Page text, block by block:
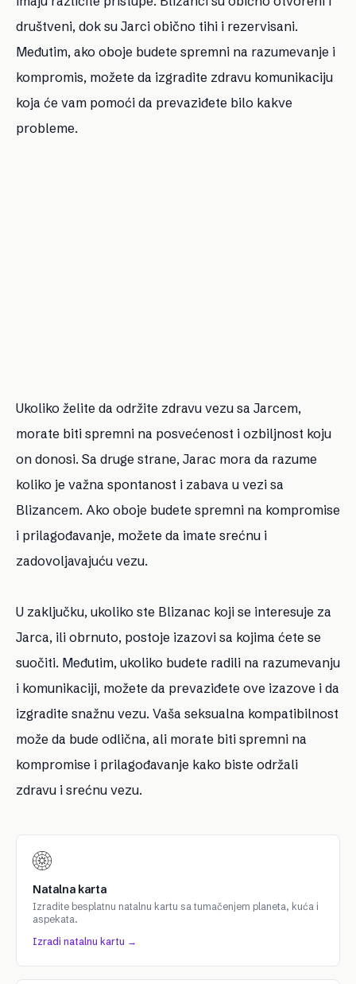
društveni, dok su Jarci obično tihi i rezervisani.
Međutim, ako oboje budete spremni na razumevanje i
kompromis, možete da izgradite zdravu komunikaciju
koja će vam pomoći da prevaziđete bilo kakve
probleme.
Ukoliko želite da održite zdravu vezu sa Jarcem,
morate biti spremni na posvećenost i ozbiljnost koju
on donosi. Sa druge strane, Jarac mora da razume
koliko je važna spontanost i zabava u vezi sa
Blizancem. Ako oboje budete spremni na kompromise
i prilagođavanje, možete da imate srećnu i
zadovoljavajuću vezu.
U zaključku, ukoliko ste Blizanac koji se interesuje za
Jarca, ili obrnuto, postoje izazovi sa kojima ćete se
suočiti. Međutim, ukoliko budete radili na razumevanju
i komunikaciji, možete da prevaziđete ove izazove i da
izgradite snažnu vezu. Vaša seksualna kompatibilnost
može da bude odlična, ali morate biti spremni na
kompromise i prilagođavanje kako biste održali
zdravu i srećnu vezu.
Natalna karta
Izradite besplatnu natalnu kartu sa tumačenjem planeta, kuća i
aspekata.
Izradi natalnu kartu →